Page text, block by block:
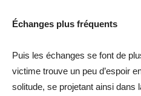
Échanges plus fréquents
Puis les échanges se font de
victime trouve un peu d’espoir
solitude, se projetant ainsi dans